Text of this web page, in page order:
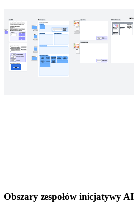
Obszary zespołów inicjatywy AI